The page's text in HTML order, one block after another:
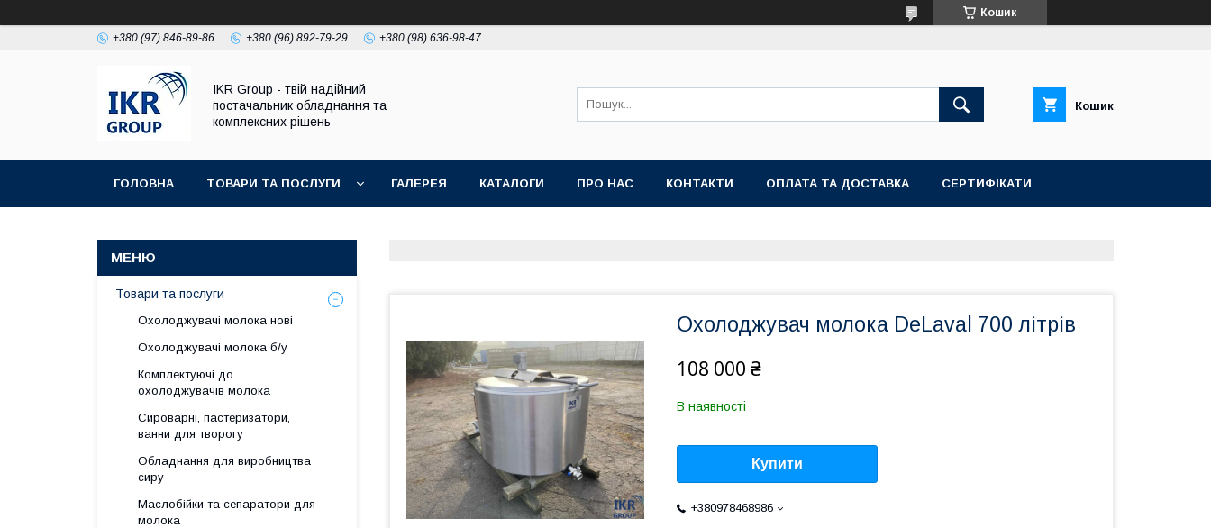
Кошик
+380 (97) 846-89-86 +380 (96) 892-79-29 +380 (98) 636-98-47
IKR Group - твій надійний
постачальник обладнання та
комплексних рішень
Кошик
ГОЛОВНА ТОВАРИ ТА ПОСЛУГИ ГАЛЕРЕЯ КАТАЛОГИ ПРО НАС КОНТАКТИ ОПЛАТА ТА ДОСТАВКА СЕРТИФІКАТИ
Охолоджувач молока DeLaval 700 літрів
108 000 ₴
В наявності
Купити
+380978468986
Товари та послуги
Охолоджувачі молока нові
Охолоджувачі молока б/у
Комплектуючі до
охолоджувачів молока
Сироварні, пастеризатори,
ванни для творогу
Обладнання для виробництва
сиру
Маслобійки та сепаратори для
молока